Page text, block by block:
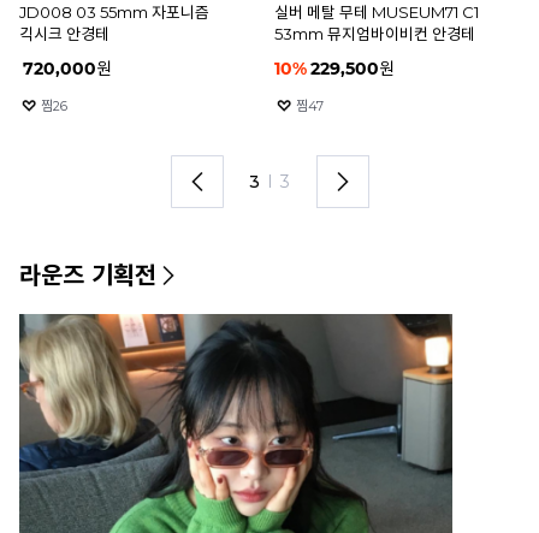
JD008 03 55mm 자포니즘
긱시크 안경테
720,000원
찜26
실버 메탈 무테 MUSEUM71 C1
53mm 뮤지엄바이비컨 안경테
10%229,500원
찜47
3 I 3
라운즈 기획전